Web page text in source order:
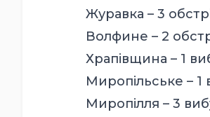
Журавка – 3
Волфине – 2
Храпівщина – 1
Миропільське –
Миропілля – 3